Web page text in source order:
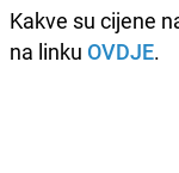
Kakve su cijene
na linku OVDJE.